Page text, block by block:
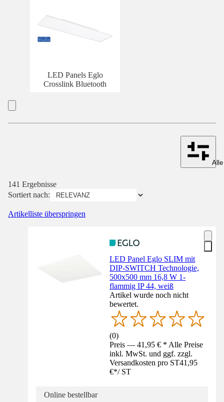
LED Panels Eglo
Crosslink Bluetooth
141 Ergebnisse
Sortiert nach:
Artikelliste überspringen
LED Panel Eglo SLIM mit
DIP-SWITCH Technologie,
500x500 mm 16,8 W 1-
flammig IP 44, weiß
Artikel wurde noch nicht
bewertet.
(0)
Preis — 41,95 € * Alle Preise
inkl. MwSt. und ggf. zzgl.
Versandkosten pro ST41,95
€*/ ST
Online bestellbar